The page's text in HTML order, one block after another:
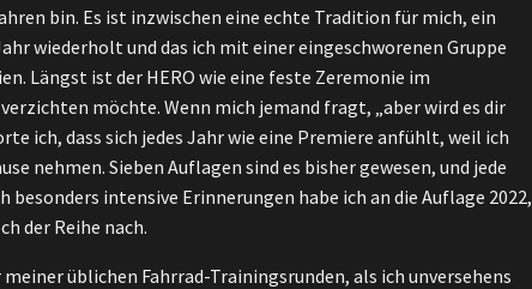
bin. Es ist inzwischen eine echte Tradition für mich, ein
wiederholt und das ich mit einer eingeschworenen Gruppe
Längst ist der HERO wie eine feste Zeremonie im
möchte. Wenn mich jemand fragt, „aber wird es dir
ich, dass sich jedes Jahr wie eine Premiere anfühlt, weil ich
nehmen. Sieben Auflagen sind es bisher gewesen, und jede
intensive Erinnerungen habe ich an die Auflage 2022,
der Reihe nach.
meiner üblichen Fahrrad-Trainingsrunden, als ich unversehens